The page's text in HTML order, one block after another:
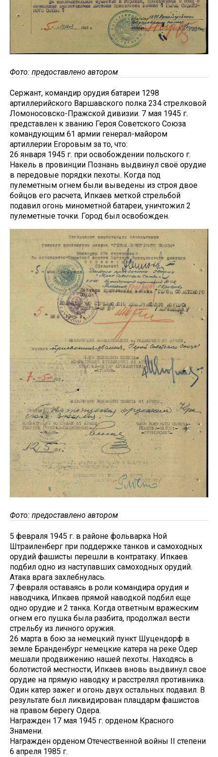
Фото: предоставлено автором
Сержант, командир орудия батареи 1298
артиллерийского Варшавского полка 234 стрелковой
Ломоносовско-Пражской дивизии. 7 мая 1945 г.
представлен к званию Героя Советского Союза
командующим 61 армии генерал-майором
артиллерии Егоровым за то, что:
26 января 1945 г. при освобождении польского г.
Накель в провинции Познань выдвинул своё орудие
в передовые порядки пехоты. Когда под
пулеметным огнем были выведены из строя двое
бойцов его расчета, Ипкаев меткой стрельбой
подавил огонь минометной батареи, уничтожил 2
пулеметные точки. Город был освобожден.
Фото: предоставлено автором
5 февраля 1945 г. в районе фольварка Ной
Штраиленберг при поддержке танков и самоходных
орудий фашисты перешли в контратаку. Ипкаев
подбил одно из наступавших самоходных орудий.
Атака врага захлебнулась.
7 февраля оставаясь в роли командира орудия и
наводчика, Ипкаев прямой наводкой подбил еще
одно орудие и 2 танка. Когда ответным вражеским
огнем его пушка была разбита, продолжал вести
стрельбу из личного оружия.
26 марта в бою за немецкий пункт Шуцендорф в
земле Бранденбург немецкие катера на реке Одер
мешали продвижению нашей пехоты. Находясь в
болотистой местности, Ипкаев вновь выдвинул свое
орудие на прямую наводку и расстрелял противника.
Один катер зажег и огонь двух остальных подавил. В
результате был ликвидирован плацдарм фашистов
на правом берегу Одера.
Награжден 17 мая 1945 г. орденом Красного
Знамени.
Награжден орденом Отечественной войны II степени
6 апреля 1985 г.